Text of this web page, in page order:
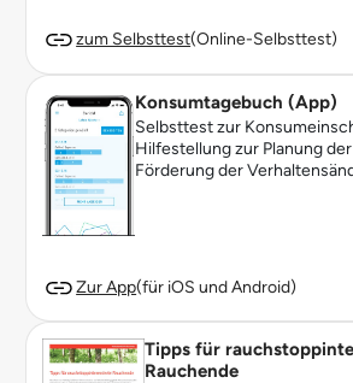
zum Selbsttest(Online-Selbsttest)
Konsumtagebuch (App)
Selbsttest zur
Hilfestellung zur Planung
Förderung der
Zur App(für iOS und Android)
Tipps für
Rauchende